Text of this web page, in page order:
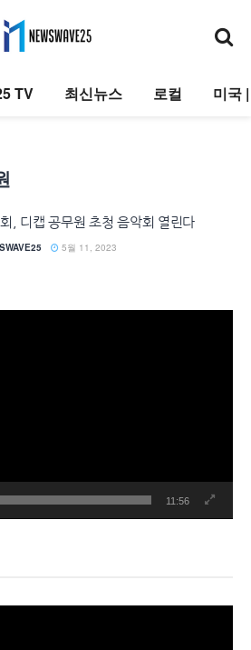
TV 최신뉴스 로컬 미국
, 디캡 공무원 초청 음악회 열린다
5월 11, 2023
11:56